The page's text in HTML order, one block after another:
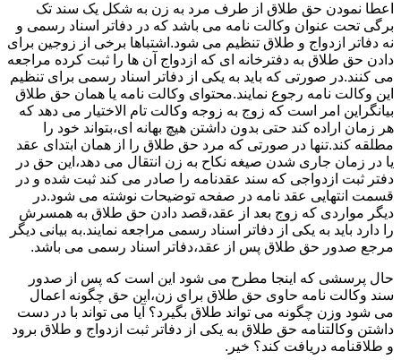
اعطا نمودن حق طلاق از طرف مرد به زن به شکل یک سند تک
برگی تحت عنوان وکالت نامه می باشد که در دفاتر اسناد رسمی و
نه دفاتر ازدواج و طلاق تنظیم می شود.اشتباها برخی از زوجین برای
دادن حق طلاق به دفترخانه ای که ازدواج آن ها را ثبت کرده مراجعه
می کنند.در صورتی که باید به یکی از دفاتر اسناد رسمی برای تنظیم
این وکالت نامه رجوع نمایند.محتوای وکالت نامه یا همان حق طلاق
بیانگراین امر است که زوج به زوجه وکالت تام الاختیار می دهد که
هر زمان اراده کند حتی بدون داشتن هیچ بهانه ای،بتواند خود را
مطلقه کند.تنها در صورتی که مرد حق طلاق را از همان ابتدای عقد
یا در زمان جاری شدن صیغه نکاح به زن انتقال می دهد،این حق در
دفتر ثبت ازدواجی که سند عقدنامه را صادر می کند ثبت شده و در
قسمت انتهایی عقد نامه در صفحه توضیحات نوشته می شود.در
دیگر مواردی که زوج بعد از عقد،قصد دادن حق طلاق به همسرش
را دارد باید به یکی از دفاتر اسناد رسمی مراجعه نمایند.به بیانی دیگر
مرجع صدور حق طلاق پس از عقد،دفاتر اسناد رسمی می باشد.
حال پرسشی که اینجا مطرح می شود این است که پس از صدور
سند وکالت نامه حاوی حق طلاق برای زن،این حق چگونه اعمال
می شود وزن چگونه می تواند طلاق بگیرد؟ آیا می تواند با در دست
داشتن وکالتنامه حق طلاق به یکی از دفاتر ثبت ازدواج و طلاق برود
و طلاقنامه دریافت کند؟ خیر.